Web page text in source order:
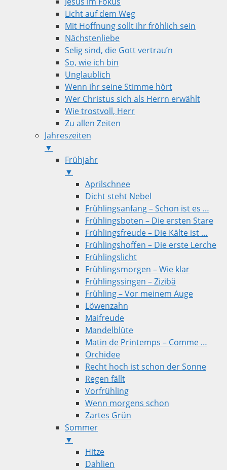
Licht auf dem Weg
Mit Hoffnung sollt ihr fröhlich sein
Nächstenliebe
Selig sind, die Gott vertrau’n
So, wie ich bin
Unglaublich
Wenn ihr seine Stimme hört
Wer Christus sich als Herrn erwählt
Wie trostvoll, Herr
Zu allen Zeiten
Jahreszeiten
▼
Frühjahr
▼
Aprilschnee
Dicht steht Nebel
Frühlingsanfang – Schon ist es …
Frühlingsboten – Die ersten Stare
Frühlingsfreude – Die Kälte ist …
Frühlingshoffen – Die erste Lerche
Frühlingslicht
Frühlingsmorgen – Wie klar
Frühlingssingen – Zizibä
Frühling – Vor meinem Auge
Löwenzahn
Maifreude
Mandelblüte
Matin de Printemps – Comme …
Orchidee
Recht hoch ist schon der Sonne
Regen fällt
Vorfrühling
Wenn morgens schon
Zartes Grün
Sommer
▼
Hitze
Dahlien